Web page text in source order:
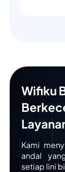
Wifiku
Kami
andal
setiap lini